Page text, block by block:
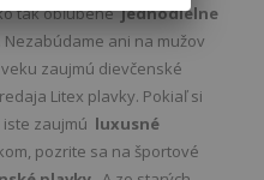
tak obľúbenéjednodielne
. Nezabúdame ani na mužov
zaujmú dievčenské
Litex plavky. Pokiaľ si
zaujmú luxusné
pozrite sa na športové